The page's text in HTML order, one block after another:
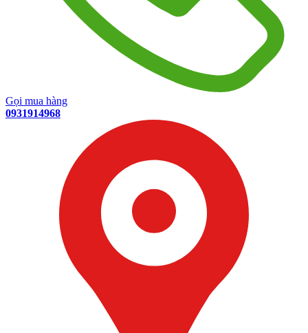
Gọi mua hàng
0931914968